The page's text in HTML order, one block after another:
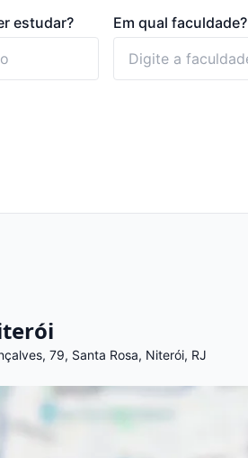
estudar? Em qual faculdade?
79, Santa Rosa, Niterói, RJ